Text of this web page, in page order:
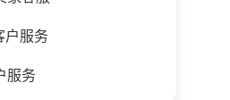
户服务
服务